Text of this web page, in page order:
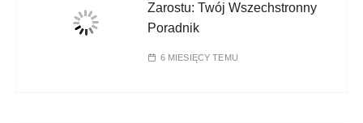
Zarostu: Twój Wszechstronny
Poradnik
6 MIESIĘCY TEMU